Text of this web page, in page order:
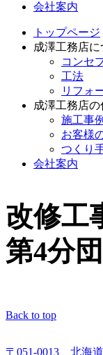
会社案内
トップページ
成澤工務店に
コンセ
工法
リフォ
成澤工務店の
施工事例
お客様
つくり
会社案内
改修工
第4分
Back to top
〒051-0013 北海